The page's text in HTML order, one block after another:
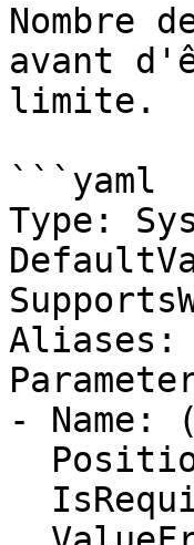
Nombre
avant
limite.
```yaml
Type:
- Name: